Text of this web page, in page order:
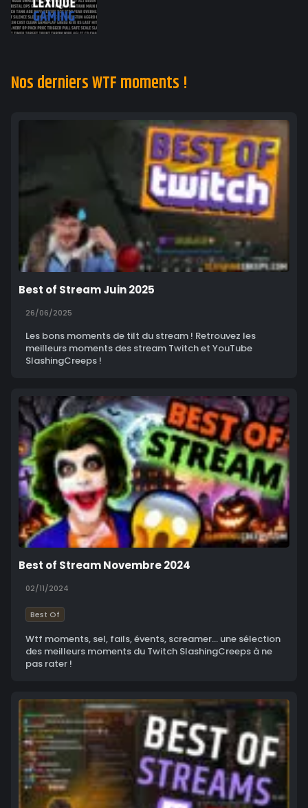
Nos derniers WTF moments !
Best of Stream Juin 2025
26/06/2025
Les bons moments de tilt du stream ! Retrouvez les
meilleurs moments des stream Twitch et YouTube
SlashingCreeps !
Best of Stream Novembre 2024
02/11/2024
Best Of
Wtf moments, sel, fails, évents, screamer... une sélection
des meilleurs moments du Twitch SlashingCreeps à ne
pas rater !